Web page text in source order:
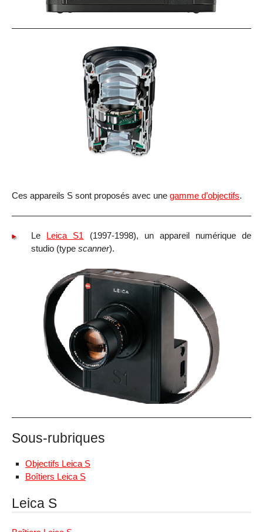
Ces appareils S sont proposés avec une gamme d’objectifs.
Le Leica S1 (1997-1998), un appareil numérique de
studio (typescanner).
Sous-rubriques
Objectifs Leica S
Boîtiers Leica S
Leica S